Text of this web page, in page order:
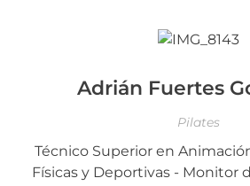
Adrián Fuertes
Pilates
Técnico Superior en
Físicas y Deportivas - Monitor